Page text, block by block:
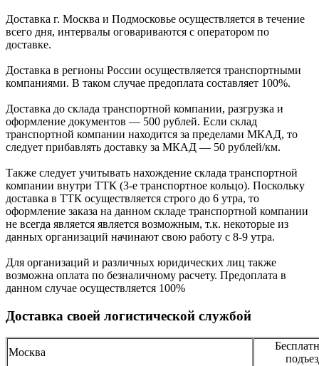
Доставка г. Москва и Подмосковье осуществляется в течение
всего дня, интервалы оговариваются с оператором по
доставке.
Доcтавка в регионы России осуществляется транспортными
компаниями. В таком случае предоплата составляет 100%.
Доставка до склада транспортной компании, разгрузка и
оформление документов — 500 рублей. Если склад
транспортной компании находится за пределами МКАД, то
следует прибавлять доставку за МКАД — 50 рублей/км.
Также следует учитывать нахождение склада транспортной
компании внутри ТТК (3-е транспортное кольцо). Поскольку
доставка в ТТК осуществляется строго до 6 утра, то
оформление заказа на данном складе транспортной компании
не всегда является является возможным, т.к. некоторые из
данных организаций начинают свою работу с 8-9 утра.
Для организаций и различных юридических лиц также
возможна оплата по безналичному расчету. Предоплата в
данном случае осуществляется 100%
Доставка своей логистической службой
Москва